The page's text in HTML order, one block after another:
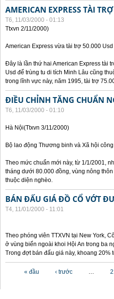
AMERICAN EXPRESS TÀI
T6, 11/03/2000 - 01:13
Ttxvn 2/11/2000)
American Express vừa tài trợ 50.000
Đây là lần thứ hai American Express tài
Usd để trùng tu di tích Minh Lâu cũng
trong lĩnh vực này, năm 1995, tài trợ
ĐIỀU CHỈNH TĂNG CHUẨN
T6, 11/03/2000 - 01:10
Hà Nội(Ttxvn 3/11/2000)
Bộ lao động Thương binh và Xã hội
Theo mức chuẩn mới này, từ 1/1/2001,
tháng dưới 80.000 đồng, vùng nông
thuộc diện nghèo.
BÁN ĐẤU GIÁ ĐỒ CỔ VỚT
T4, 11/01/2000 - 11:01
Theo phóng viên TTXVN tại New York,
ở vùng biển ngoài khoi Hội An trong ba
Trong đợt bán đấu giá này, khoang 20%
« đầu ‹ trước …